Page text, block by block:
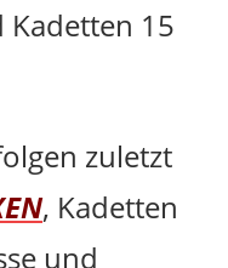
Kadetten 15
zuletzt
, Kadetten
und